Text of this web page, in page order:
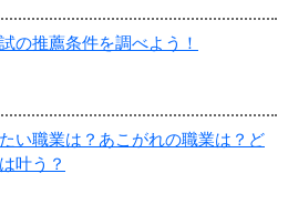
の推薦条件を調べよう！
い職業は？あこがれの職業は？ど
叶う？